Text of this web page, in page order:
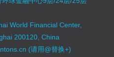
World Financial Center,
200120, China
(请用@替换+)